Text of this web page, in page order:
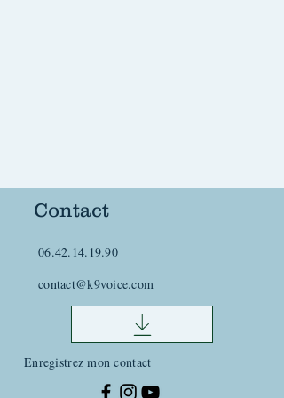
Contact
06.42.14.19.90
contact@k9voice.com
Enregistrez mon contact